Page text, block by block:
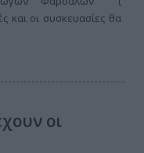
και οι συσκευασίες θα
οι